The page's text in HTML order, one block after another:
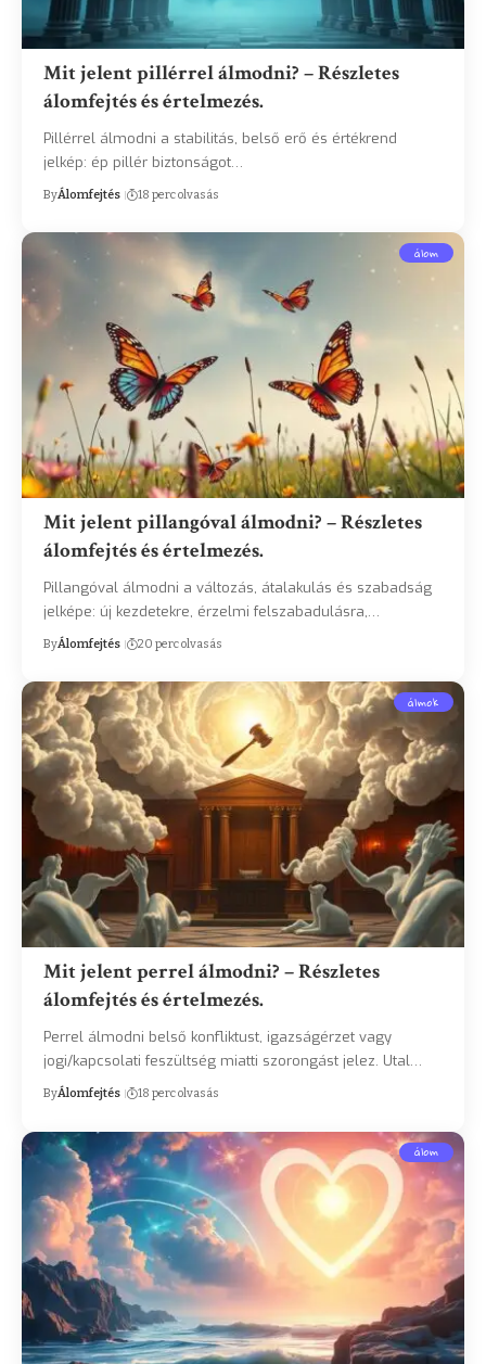
Mit jelent pillérrel álmodni? – Részletes
álomfejtés és értelmezés.
Pillérrel álmodni a stabilitás, belső erő és értékrend
jelkép: ép pillér biztonságot…
ByÁlomfejtés 18 perc olvasás
álom
Mit jelent pillangóval álmodni? – Részletes
álomfejtés és értelmezés.
Pillangóval álmodni a változás, átalakulás és szabadság
jelképe: új kezdetekre, érzelmi felszabadulásra,…
ByÁlomfejtés 20 perc olvasás
álmok
Mit jelent perrel álmodni? – Részletes
álomfejtés és értelmezés.
Perrel álmodni belső konfliktust, igazságérzet vagy
jogi/kapcsolati feszültség miatti szorongást jelez. Utal…
ByÁlomfejtés 18 perc olvasás
álom